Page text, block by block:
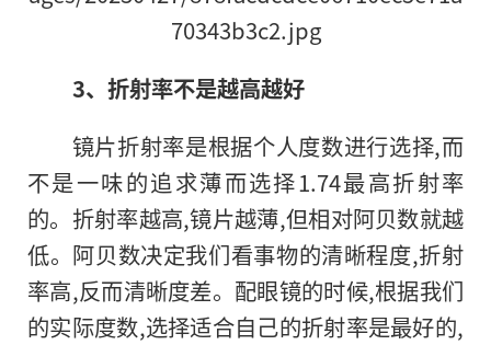
3、折射率不是越高越好
镜片折射率是根据个人度数进行选择,而
不是一味的追求薄而选择1.74最高折射率
的。折射率越高,镜片越薄,但相对阿贝数就越
低。阿贝数决定我们看事物的清晰程度,折射
率高,反而清晰度差。配眼镜的时候,根据我们
的实际度数,选择适合自己的折射率是最好的,